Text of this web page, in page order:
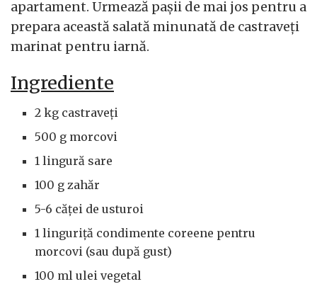
apartament. Urmează pașii de mai jos pentru a
prepara această salată minunată de castraveți
marinat pentru iarnă.
Ingrediente
2 kg castraveți
500 g morcovi
1 lingură sare
100 g zahăr
5-6 căței de usturoi
1 linguriță condimente coreene pentru
morcovi (sau după gust)
100 ml ulei vegetal